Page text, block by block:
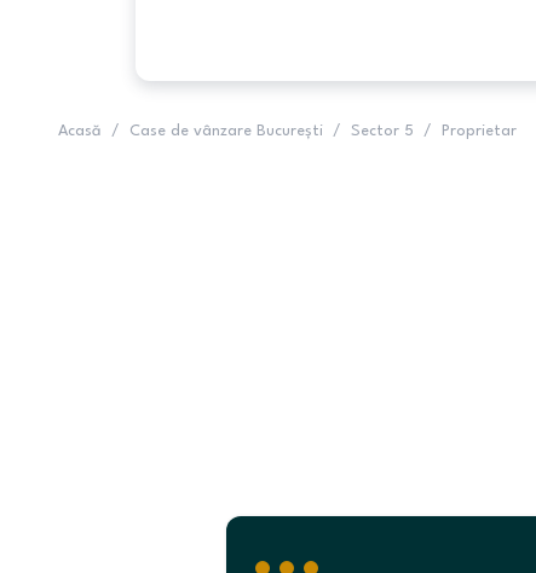
Acasă / Case de vânzare București / Sector 5 / Proprietar